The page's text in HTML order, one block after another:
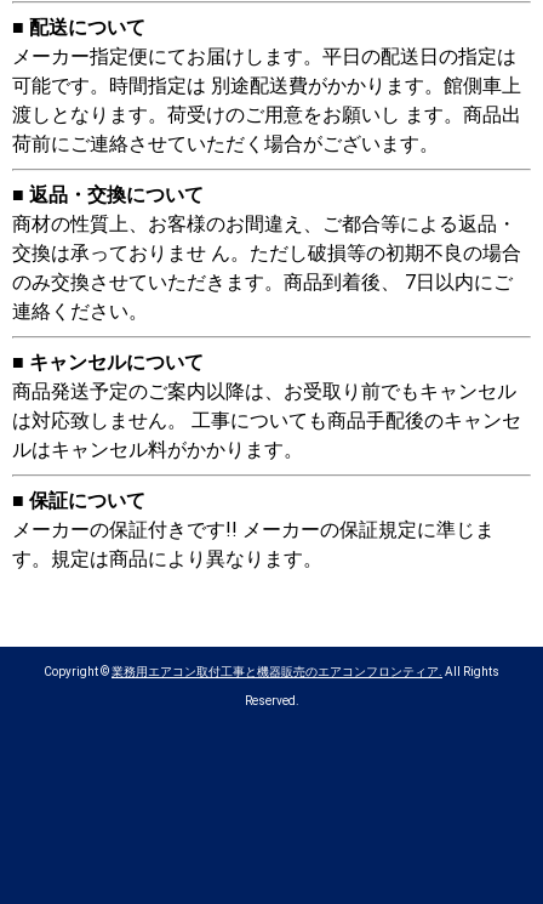
■ 配送について
メーカー指定便にてお届けします。平日の配送日の指定は
可能です。時間指定は 別途配送費がかかります。館側車上
渡しとなります。荷受けのご用意をお願いし ます。商品出
荷前にご連絡させていただく場合がございます。
■ 返品・交換について
商材の性質上、お客様のお間違え、ご都合等による返品・
交換は承っておりませ ん。ただし破損等の初期不良の場合
のみ交換させていただきます。商品到着後、 7日以内にご
連絡ください。
■ キャンセルについて
商品発送予定のご案内以降は、お受取り前でもキャンセル
は対応致しません。 工事についても商品手配後のキャンセ
ルはキャンセル料がかかります。
■ 保証について
メーカーの保証付きです!! メーカーの保証規定に準じま
す。規定は商品により異なります。
Copyright ©業務用エアコン取付工事と機器販売のエアコンフロンティア. All Rights
Reserved.